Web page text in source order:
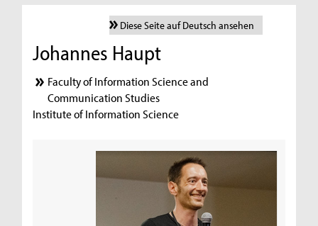
Diese Seite auf Deutsch ansehen
Johannes Haupt
Faculty of Information Science and
Communication Studies
Institute of Information Science